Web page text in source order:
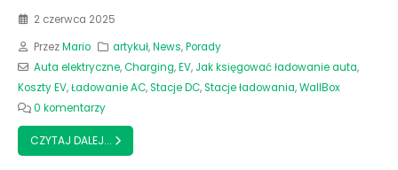
2 czerwca 2025
PrzezMario artykuł,News,Porady
Auta elektryczne,Charging,EV, Jak księgować ładowanie auta,
Koszty EV,Ładowanie AC,Stacje DC,Stacje ładowania,WallBox
0 komentarzy
CZYTAJ DALEJ...